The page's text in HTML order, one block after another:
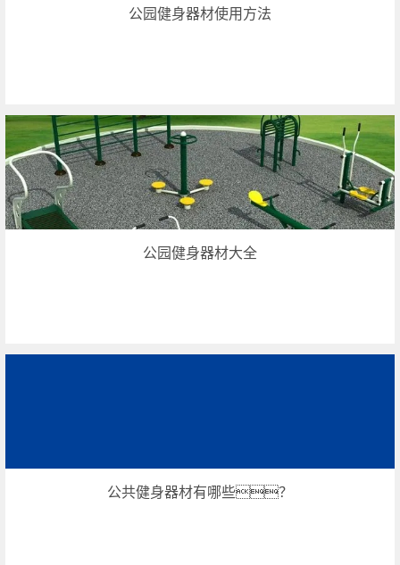
公园健身器材使用方法
公园健身器材大全
公共健身器材有哪些？